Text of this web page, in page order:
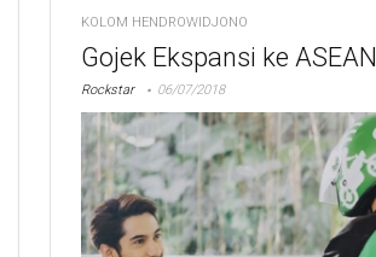
KOLOM HENDROWIDJONO
Gojek Ekspansi ke ASEAN
Rockstar 06/07/2018